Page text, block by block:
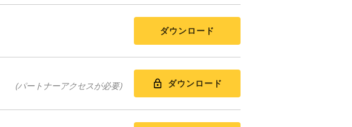
ダウンロード
(パートナーアクセスが必要) ダウンロード